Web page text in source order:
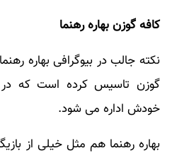
کافه گوزن بهاره رهنما
نکته جالب در بیوگرافی بهاره
گوزن تاسیس کرده است که در
خودش اداره می شود.
بهاره رهنما هم مثل خیلی از